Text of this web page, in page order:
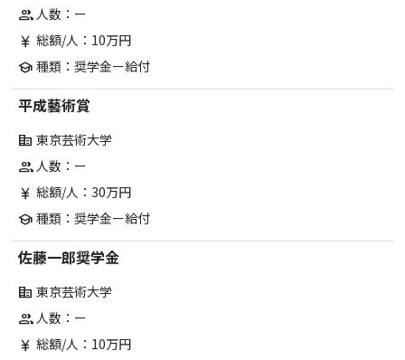
group人数：ー
currency_yen 総額/人：10万円
school 種類：奨学金ー給付
平成藝術賞
corporate_fare 東京芸術大学
group人数：ー
currency_yen 総額/人：30万円
school 種類：奨学金ー給付
佐藤一郎奨学金
corporate_fare 東京芸術大学
group人数：ー
currency_yen 総額/人：10万円